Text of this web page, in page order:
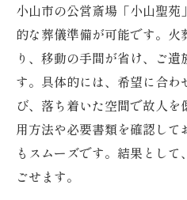
方法
小山聖苑の火葬施
介
予約状況やアクセ
火葬施設の休みや
小山市の公営斎場「小山聖
的な葬儀準備が可能です。
り、移動の手間が省け、ご
す。具体的には、希望に合
び、落ち着いた空間で故人
用方法や必要書類を確認して
もスムーズです。結果とし
ごせます。